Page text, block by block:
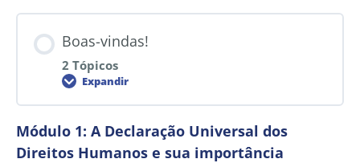
Boas-vindas!
2 Tópicos
Expandir
Módulo 1: A Declaração Universal dos
Direitos Humanos e sua importância